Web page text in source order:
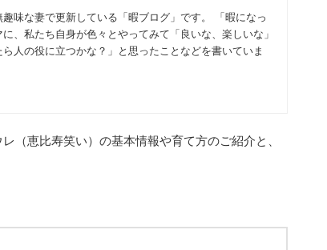
味な妻で更新している「暇ブログ」です。 「暇になっ
、私たち自身が色々とやってみて「良いな、楽しいな」
人の役に立つかな？」と思ったことなどを書いていま
（恵比寿笑い）の基本情報や育て方のご紹介と、